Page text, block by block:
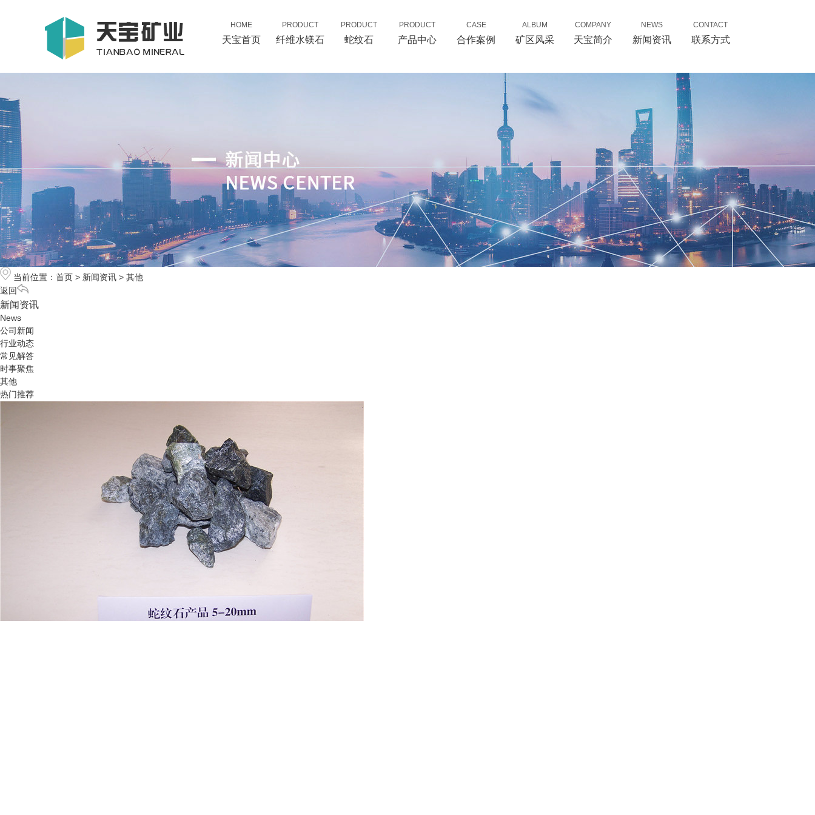
HOME
天宝首页
PRODUCT
纤维水镁石
PRODUCT
蛇纹石
PRODUCT
产品中心
CASE
合作案例
ALBUM
矿区风采
COMPANY
天宝简介
NEWS
新闻资讯
CONTACT
联系方式
当前位置： 首页 > 新闻资讯 > 其他
返回
新闻资讯
News